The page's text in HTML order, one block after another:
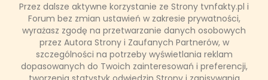
Przez dalsze aktywne korzystanie ze Strony tvnfakty.pl i
Forum bez zmian ustawień w zakresie prywatności,
wyrażasz zgodę na przetwarzanie danych osobowych
przez Autora Strony i Zaufanych Partnerów, w
szczególności na potrzeby wyświetlania reklam
dopasowanych do Twoich zainteresowań i preferencji,
"Wspólne kolędowanie" - wigilijny
koncert w TVN
Telewizja TVN przygotowała dla Widzów wyjątkowe